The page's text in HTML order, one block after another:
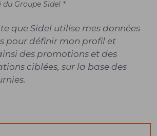
Groupe Sidel *
que Sidel utilise mes données
pour définir mon profil et
des promotions et des
ciblées, sur la base des